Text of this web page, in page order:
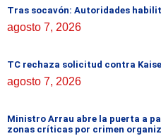
Tras socavón: Autoridades
agosto 7, 2026
TC rechaza solicitud contra
agosto 7, 2026
Ministro Arrau abre la puerta a
zonas críticas por crimen